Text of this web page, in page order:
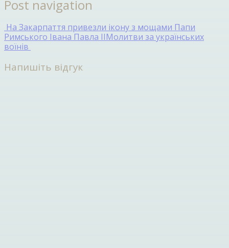
Post navigation
На Закарпаття привезли ікону з мощами Папи
Римського Івана Павла ІІМолитви за українських
воїнів
Напишіть відгук